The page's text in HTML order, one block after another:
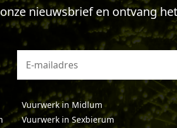
nieuwsbrief en ontvang
Vuurwerk in Midlum
Vuurwerk in Sexbierum